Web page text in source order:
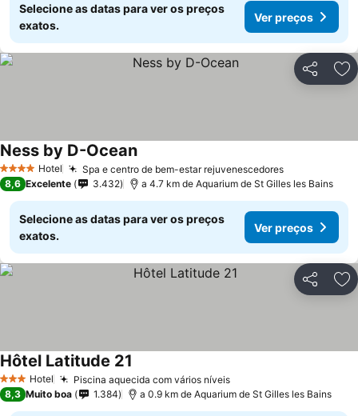
Selecione as datas para ver os preços
exatos.
Ver preços
Partilhar
4 EstrelasHotel Spa e centro de bem-estar rejuvenescedores
Ness by D-Ocean
8,6 Excelente 3.432 a 4.7 km de Aquarium de St Gilles les Bains
Selecione as datas para ver os preços
exatos.
Ver preços
Partilhar
3 EstrelasHotel Piscina aquecida com vários níveis
Hôtel Latitude 21
8,3 Muito boa 1.384 a 0.9 km de Aquarium de St Gilles les Bains